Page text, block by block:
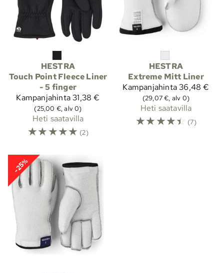
HESTRA
Touch Point Fleece Liner
- 5 finger
Kampanjahinta31,38 €
(25,00 €, alv 0)
Heti saatavilla
☆☆☆☆☆ (2)
HESTRA
Extreme Mitt Liner
Kampanjahinta36,48 €
(29,07 €, alv 0)
Heti saatavilla
☆☆☆☆☆ (7)
-25%